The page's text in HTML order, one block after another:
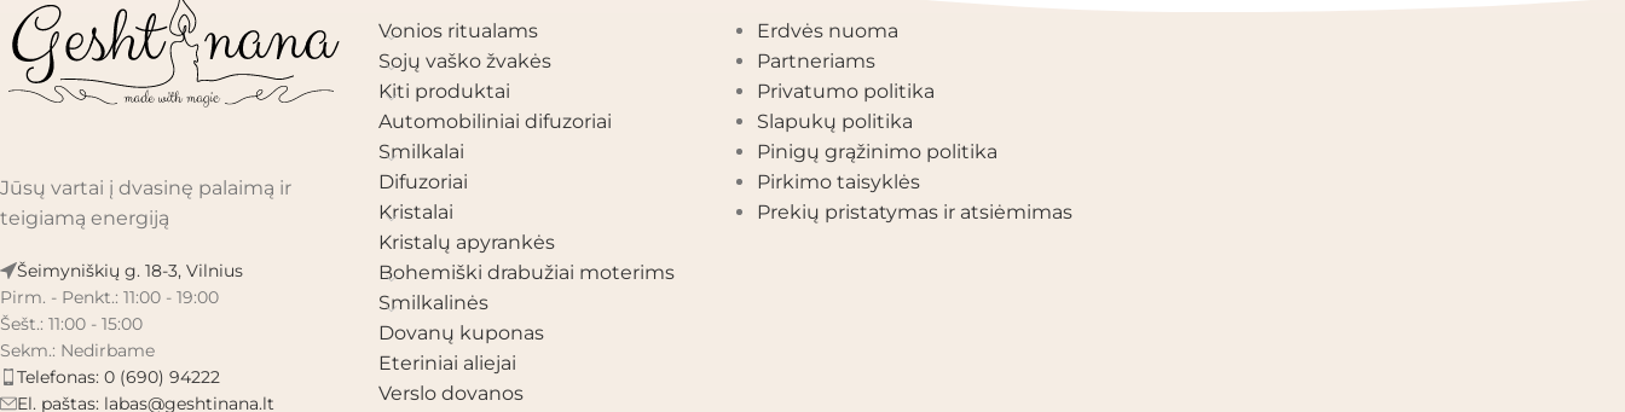
Jūsų vartai į dvasinę palaimą ir
teigiamą energiją
Šeimyniškių g. 18-3, Vilnius
Pirm. - Penkt.: 11:00 - 19:00
Šešt.: 11:00 - 15:00
Sekm.: Nedirbame
Telefonas: 0 (690) 94222
El. paštas: labas@geshtinana.lt
Vonios ritualams
Sojų vaško žvakės
Kiti produktai
Automobiliniai difuzoriai
Smilkalai
Difuzoriai
Kristalai
Kristalų apyrankės
Bohemiški drabužiai moterims
Smilkalinės
Dovanų kuponas
Eteriniai aliejai
Verslo dovanos
Erdvės nuoma
Partneriams
Privatumo politika
Slapukų politika
Pinigų grąžinimo politika
Pirkimo taisyklės
Prekių pristatymas ir atsiėmimas